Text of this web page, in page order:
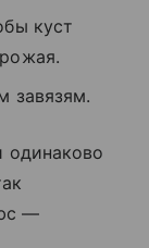
куст
завязям.
одинаково
—